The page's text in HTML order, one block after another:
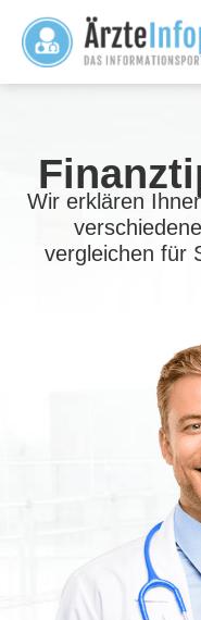
Inhalt
springen
Wir erklären
vergleichen für